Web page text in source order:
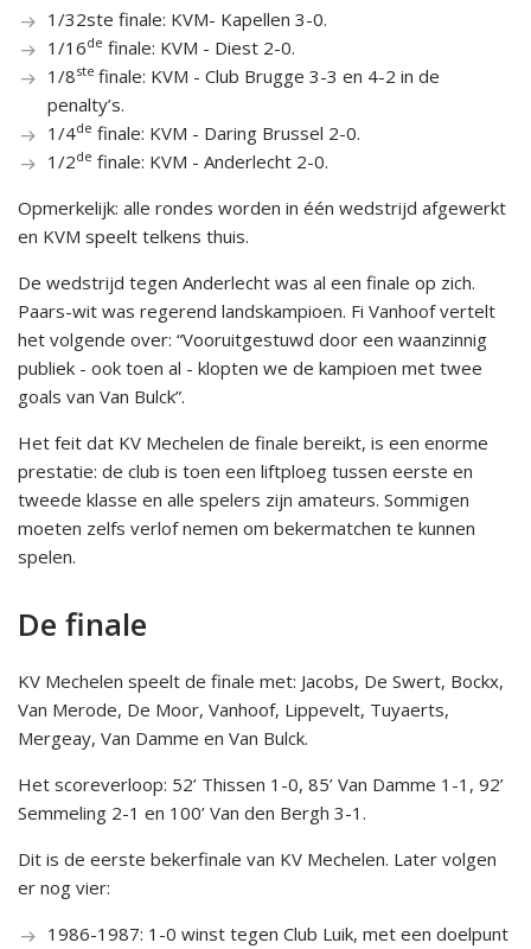
1/32ste finale: KVM- Kapellen 3-0.
1/16de finale: KVM - Diest 2-0.
1/8ste finale: KVM - Club Brugge 3-3 en 4-2 in de
penalty’s.
1/4de finale: KVM - Daring Brussel 2-0.
1/2de finale: KVM - Anderlecht 2-0.
Opmerkelijk: alle rondes worden in één wedstrijd afgewerkt
en KVM speelt telkens thuis.
De wedstrijd tegen Anderlecht was al een finale op zich.
Paars-wit was regerend landskampioen. Fi Vanhoof vertelt
het volgende over: “Vooruitgestuwd door een waanzinnig
publiek - ook toen al - klopten we de kampioen met twee
goals van Van Bulck”.
Het feit dat KV Mechelen de finale bereikt, is een enorme
prestatie: de club is toen een liftploeg tussen eerste en
tweede klasse en alle spelers zijn amateurs. Sommigen
moeten zelfs verlof nemen om bekermatchen te kunnen
spelen.
De finale
KV Mechelen speelt de finale met: Jacobs, De Swert, Bockx,
Van Merode, De Moor, Vanhoof, Lippevelt, Tuyaerts,
Mergeay, Van Damme en Van Bulck.
Het scoreverloop: 52’ Thissen 1-0, 85’ Van Damme 1-1, 92’
Semmeling 2-1 en 100’ Van den Bergh 3-1.
Dit is de eerste bekerfinale van KV Mechelen. Later volgen
er nog vier:
1986-1987: 1-0 winst tegen Club Luik, met een doelpunt